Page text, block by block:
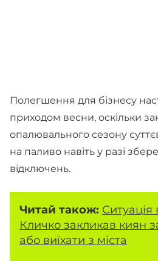
Полегшення для бізнесу
приходом весни, оскільки
опалювального сезону
на паливо навіть у разі
відключень.
Читай також: Ситуація
Кличко закликав киян
або виїхати з міста